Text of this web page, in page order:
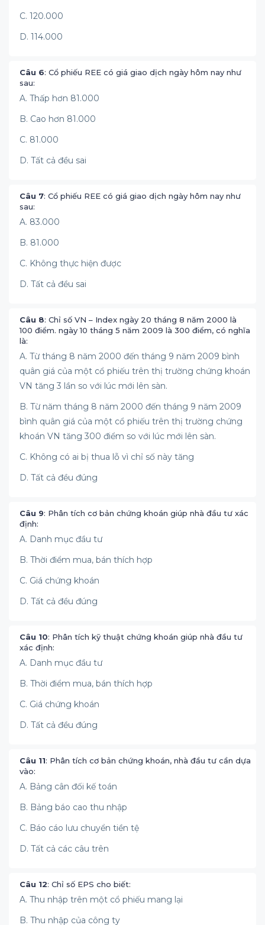
C. 120.000
D. 114.000
Câu 6: Cổ phiếu REE có giá giao dịch ngày hôm nay như
sau:
A. Thấp hơn 81.000
B. Cao hơn 81.000
C. 81.000
D. Tất cả đều sai
Câu 7: Cổ phiếu REE có giá giao dịch ngày hôm nay như
sau:
A. 83.000
B. 81.000
C. Không thực hiện được
D. Tất cả đều sai
Câu 8: Chỉ số VN – Index ngày 20 tháng 8 năm 2000 là
100 điểm. ngày 10 tháng 5 năm 2009 là 300 điểm, có nghĩa
là:
A. Từ tháng 8 năm 2000 đến tháng 9 năm 2009 bình
quân giá của một cổ phiếu trên thị trường chứng khoán
VN tăng 3 lần so với lúc mới lên sàn.
B. Từ năm tháng 8 năm 2000 đến tháng 9 năm 2009
bình quân giá của một cổ phiếu trên thị trường chứng
khoán VN tăng 300 điểm so với lúc mới lên sàn.
C. Không có ai bị thua lỗ vì chỉ số này tăng
D. Tất cả đều đúng
Câu 9: Phân tích cơ bản chứng khoán giúp nhà đầu tư xác
định:
A. Danh mục đầu tư
B. Thời điểm mua, bán thích hợp
C. Giá chứng khoán
D. Tất cả đều đúng
Câu 10: Phân tích kỹ thuật chứng khoán giúp nhà đầu tư
xác định:
A. Danh mục đầu tư
B. Thời điểm mua, bán thích hợp
C. Giá chứng khoán
D. Tất cả đều đúng
Câu 11: Phân tích cơ bản chứng khoán, nhà đầu tư cần dựa
vào:
A. Bảng cân đối kế toán
B. Bảng báo cao thu nhập
C. Báo cáo lưu chuyển tiền tệ
D. Tất cả các câu trên
Câu 12: Chỉ số EPS cho biết:
A. Thu nhập trên một cổ phiếu mang lại
B. Thu nhập của công ty